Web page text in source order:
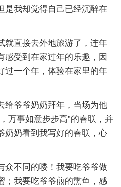
是我却觉得自己已经沉醉在
就直接去外地旅游了，连年
感受到在家过年的乐趣，因
过一个年，体验在家里的年
给爷爷奶奶拜年，当场为他
万事如意步步高”的春联，并
奶奶看到我写好的春联，心
众不同的喽！我要吃爷爷做
；我要吃爷爷煎的熏鱼，感